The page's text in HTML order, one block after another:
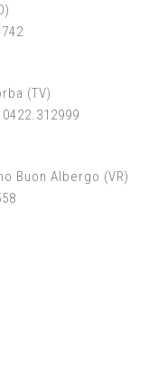
(TV)
Buon Albergo (VR)